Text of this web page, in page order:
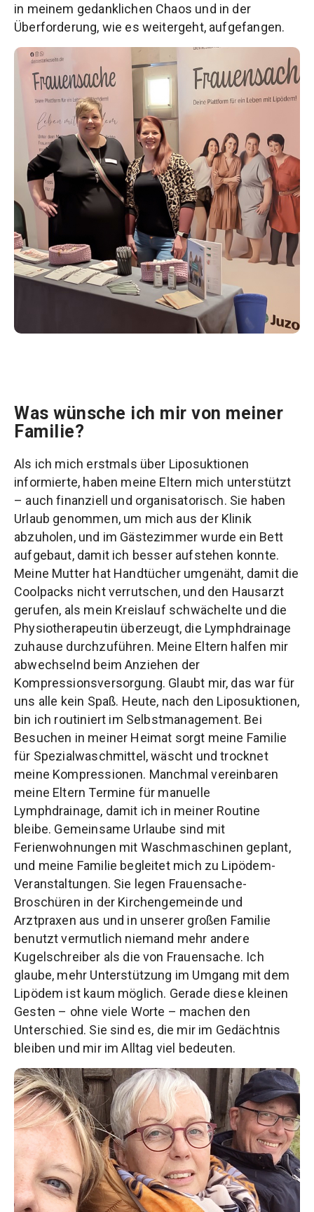
in meinem gedanklichen Chaos und in der
Überforderung, wie es weitergeht, aufgefangen.
Was wünsche ich mir von meiner
Familie?
Als ich mich erstmals über Liposuktionen
informierte, haben meine Eltern mich unterstützt
– auch finanziell und organisatorisch. Sie haben
Urlaub genommen, um mich aus der Klinik
abzuholen, und im Gästezimmer wurde ein Bett
aufgebaut, damit ich besser aufstehen konnte.
Meine Mutter hat Handtücher umgenäht, damit die
Coolpacks nicht verrutschen, und den Hausarzt
gerufen, als mein Kreislauf schwächelte und die
Physiotherapeutin überzeugt, die Lymphdrainage
zuhause durchzuführen. Meine Eltern halfen mir
abwechselnd beim Anziehen der
Kompressionsversorgung. Glaubt mir, das war für
uns alle kein Spaß. Heute, nach den Liposuktionen,
bin ich routiniert im Selbstmanagement. Bei
Besuchen in meiner Heimat sorgt meine Familie
für Spezialwaschmittel, wäscht und trocknet
meine Kompressionen. Manchmal vereinbaren
meine Eltern Termine für manuelle
Lymphdrainage, damit ich in meiner Routine
bleibe. Gemeinsame Urlaube sind mit
Ferienwohnungen mit Waschmaschinen geplant,
und meine Familie begleitet mich zu Lipödem-
Veranstaltungen. Sie legen Frauensache-
Broschüren in der Kirchengemeinde und
Arztpraxen aus und in unserer großen Familie
benutzt vermutlich niemand mehr andere
Kugelschreiber als die von Frauensache. Ich
glaube, mehr Unterstützung im Umgang mit dem
Lipödem ist kaum möglich. Gerade diese kleinen
Gesten – ohne viele Worte – machen den
Unterschied. Sie sind es, die mir im Gedächtnis
bleiben und mir im Alltag viel bedeuten.